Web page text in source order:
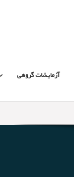
آزمایشات گروهی